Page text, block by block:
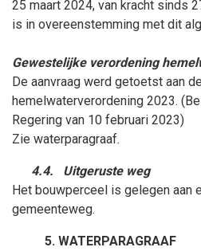
25 maart 2024, van kracht sinds
is in overeenstemming met dit
Gewestelijke verordening
De aanvraag werd getoetst aan
hemelwaterverordening 2023.
Regering van 10 februari 2023)
Zie waterparagraaf.
4.4.
Uitgeruste weg
Het bouwperceel is gelegen aan
gemeenteweg.
WATERPARAGRAAF